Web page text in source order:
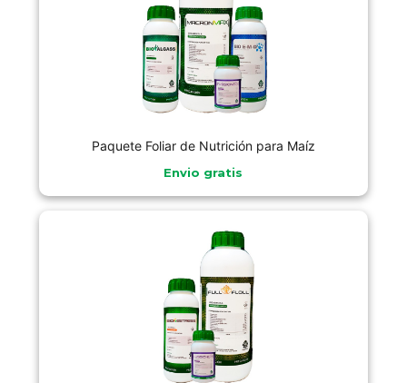
Paquete Foliar de Nutrición para Maíz
Envio gratis